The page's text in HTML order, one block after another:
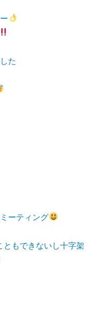
た
ーティング
もできないし十字架